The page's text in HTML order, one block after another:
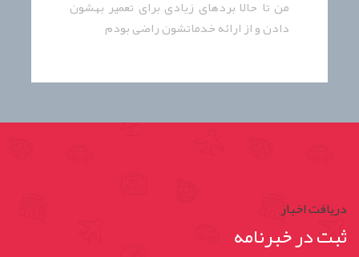
من تا حالا بردهای زیادی برای تعمیر بهشون
دادن و از ارائه خدماتشون راضی بودم
دریافت اخبار
ثبت در خبرنامه